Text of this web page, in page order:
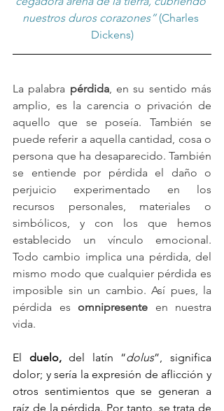
nuestros duros corazones” (Charles
Dickens)
La palabra pérdida, en su sentido más
amplio, es la carencia o privación de
aquello que se poseía. También se
puede referir a aquella cantidad, cosa o
persona que ha desaparecido. También
se entiende por pérdida el daño o
perjuicio experimentado en los
recursos personales, materiales o
simbólicos, y con los que hemos
establecido un vínculo emocional.
Todo cambio implica una pérdida, del
mismo modo que cualquier pérdida es
imposible sin un cambio. Así pues, la
pérdida es omnipresente en nuestra
vida.
El duelo, del latín “dolus”, significa
dolor; y sería la expresión de aflicción y
otros sentimientos que se generan a
raíz de la pérdida. Por tanto, se trata de